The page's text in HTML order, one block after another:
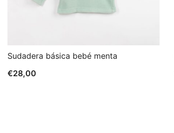
Sudadera básica bebé menta
€28,00